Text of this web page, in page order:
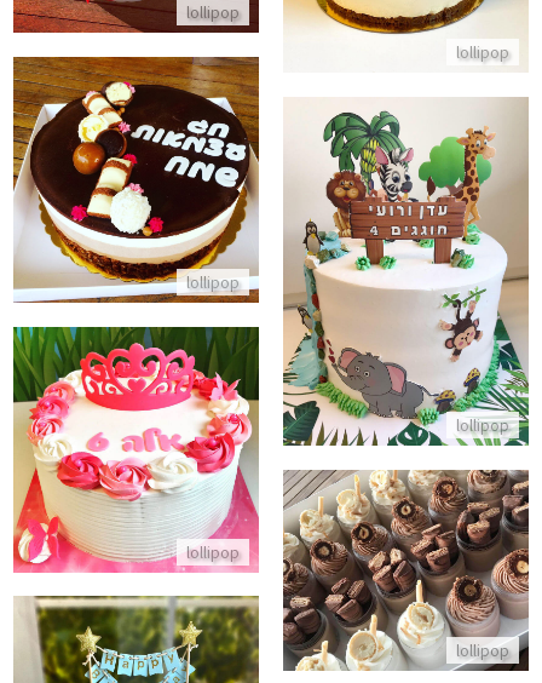
lollipop
lollipop
lollipop
עוגת טריקולד ליום העצמאות
התקשר/י
lollipop
עוגת חיות ליום הולדת
התקשר/י
lollipop
עוגת יום הולדת מעוצבת עם
התקשר/י
lollipop
מארזים של קינוחי כוסות קינדר פררו רושה ורפאלו
התקשר/י